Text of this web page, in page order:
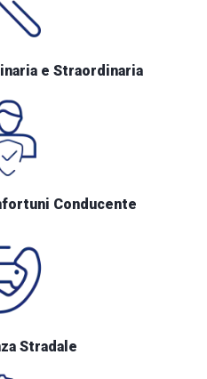
e Straordinaria
Conducente
Stradale